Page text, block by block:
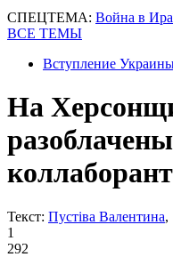
СПЕЦТЕМА: Война в
ВСЕ ТЕМЫ
Вступление
На
Текст: Пустіва Валентина,
1
292